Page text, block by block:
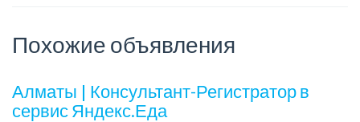
Похожие объявления
Алматы | Консультант-Регистратор в
сервис Яндекс.Еда